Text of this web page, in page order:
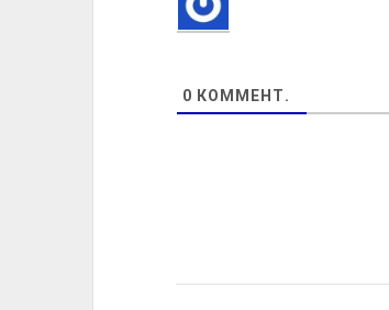
0 КОММЕНТ.